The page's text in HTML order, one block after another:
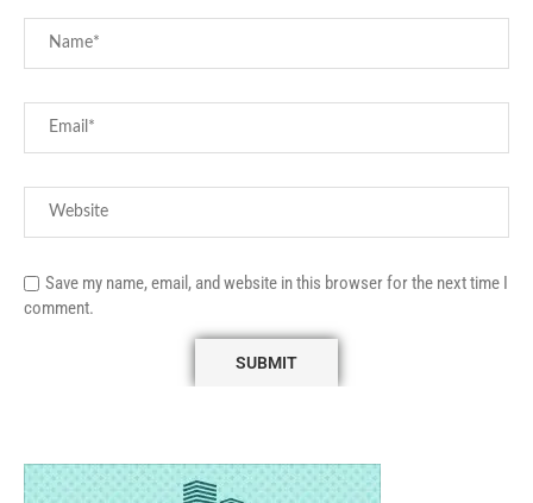
Save my name, email, and website in this browser for the next time I
comment.